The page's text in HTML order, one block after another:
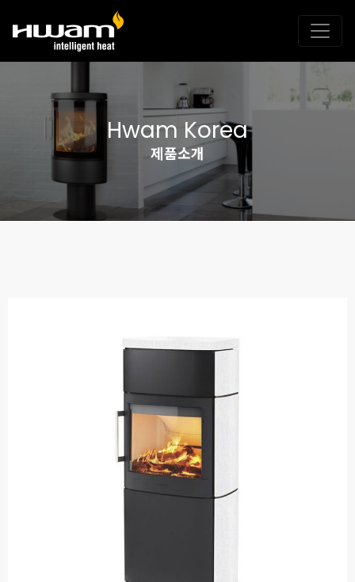
Hwam Korea
제품소개